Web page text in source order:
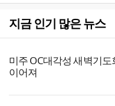
지금 인기 많은 뉴스
미주 OC대각성 새벽기
이어져